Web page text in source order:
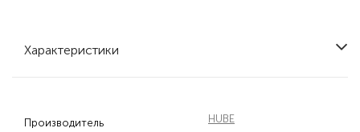
Характеристики
Производитель HUBE